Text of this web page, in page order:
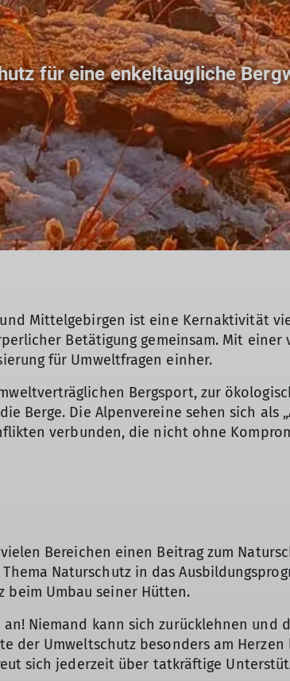
für eine enkeltaugliche
Mittelgebirgen ist eine Kernaktivität
Betätigung gemeinsam. Mit einer
für Umweltfragen einher.
Bergsport, zur
Berge. Die Alpenvereine sehen sich als
verbunden, die nicht ohne
Bereichen einen Beitrag zum
Naturschutz in das
beim Umbau seiner Hütten.
Niemand kann sich zurücklehnen und
der Umweltschutz besonders am
sich jederzeit über tatkräftige